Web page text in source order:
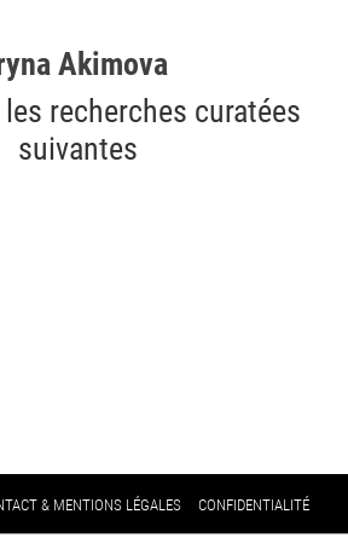
Akimova
recherches curatées
suivantes
& MENTIONS LÉGALES CONFIDENTIALITÉ